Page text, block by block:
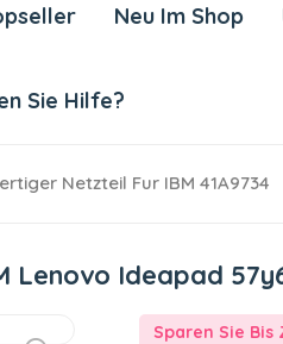
Neu Im Shop
Sie Hilfe?
Netzteil Fur IBM 41A9734
Lenovo Ideapad
Sparen Sie Bis